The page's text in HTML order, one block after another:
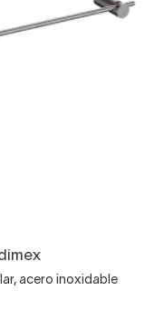
acero inoxidable